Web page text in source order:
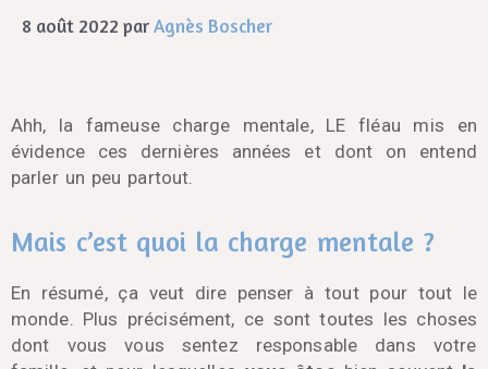
8 août 2022 parAgnès Boscher
Ahh, la fameuse charge mentale, LE fléau mis en
évidence ces dernières années et dont on entend
parler un peu partout.
Mais c’est quoi la charge mentale ?
En résumé, ça veut dire penser à tout pour tout le
monde. Plus précisément, ce sont toutes les choses
dont vous vous sentez responsable dans votre